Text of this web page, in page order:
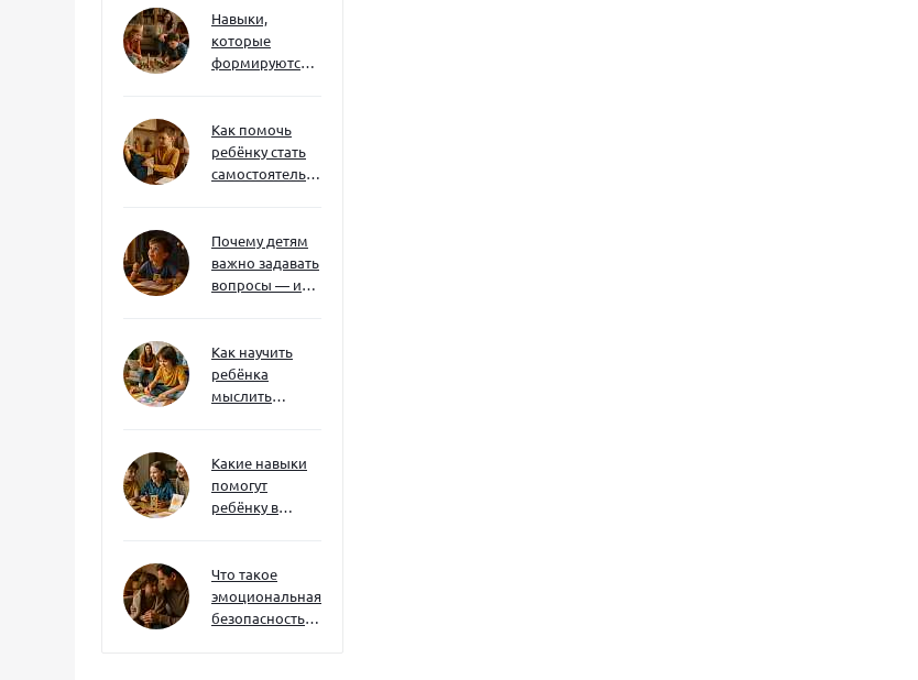
Навыки,
которые
формируются
ребёнка
успешным
Как помочь
ребёнку стать
самостоятельным
Почему детям
важно задавать
вопросы — и
Как научить
ребёнка
мыслить
сложностей
Какие навыки
помогут
ребёнку в
их уже сейчас
Что такое
эмоциональная
безопасность